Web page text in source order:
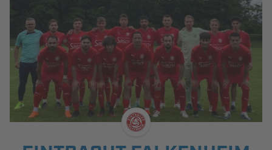
ERGEBNISSE & WETTBEWERBE
NEUIGKEITEN
SPIELBETRIEB & VERBANDSLEBEN
AUSBILDUNG & FÖRDERUNG